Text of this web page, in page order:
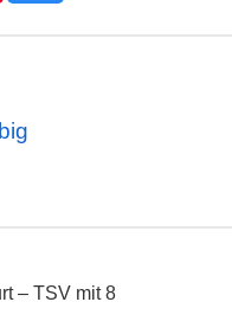
– TSV mit 8